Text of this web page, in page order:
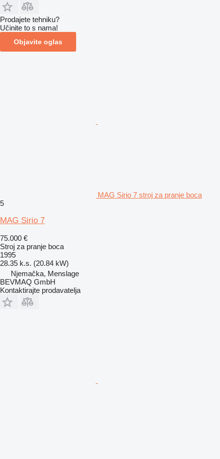
Prodajete tehniku?
Učinite to s nama!
Objavite oglas
MAG Sirio 7 stroj za pranje boca
5
MAG Sirio 7
75.000 €
Stroj za pranje boca
1995
28.35 k.s. (20.84 kW)
Njemačka, Menslage
BEVMAQ GmbH
Kontaktirajte prodavatelja